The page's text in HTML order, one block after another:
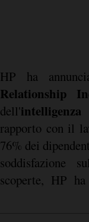
HP ha
Relationship
dell'
rapporto con il
76% dei
soddisfazione
scoperte, HP